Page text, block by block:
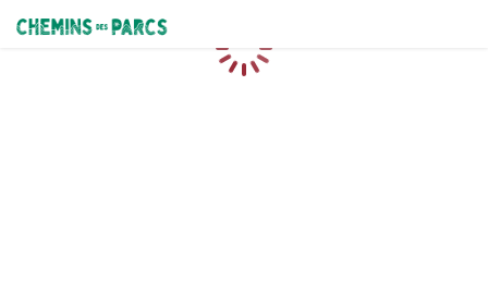
Chemins des Parcs
Caricamento